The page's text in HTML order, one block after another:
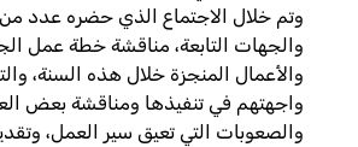
وتم خلال الاجتماع الذي حضره عدد من
والجهات التابعة، مناقشة خطة عمل
والأعمال المنجزة خلال هذه السنة،
واجهتهم في تنفيذها ومناقشة بعض
والصعوبات التي تعيق سير العمل،